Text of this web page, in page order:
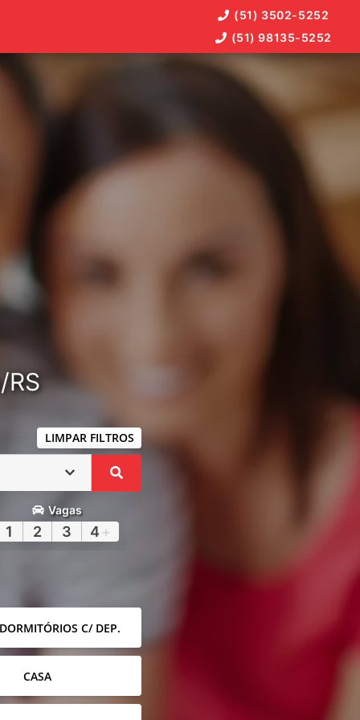
(51) 3502-5252
(51) 98135-5252
LIMPAR FILTROS
Vagas
1 2 3 4 +
C/ DEP.
CASA